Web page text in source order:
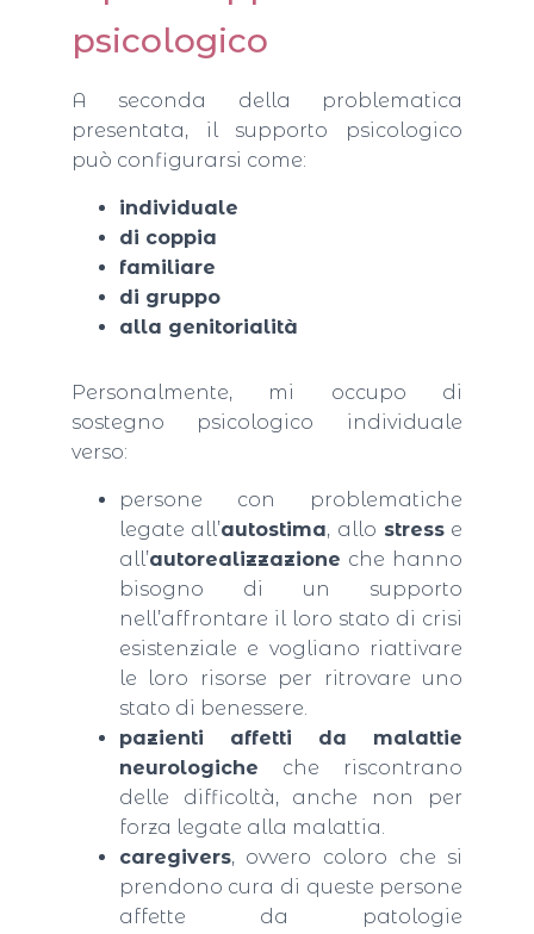
psicologico
A seconda della problematica
presentata, il supporto psicologico
può configurarsi come:
individuale
di coppia
familiare
di gruppo
alla genitorialità
Personalmente, mi occupo di
sostegno psicologico individuale
verso:
persone con problematiche
legate all’autostima, allo stresse
all’autorealizzazione che hanno
bisogno di un supporto
nell’affrontare il loro stato di crisi
esistenziale e vogliano riattivare
le loro risorse per ritrovare uno
stato di benessere.
pazienti affetti da malattie
neurologiche che riscontrano
delle difficoltà, anche non per
forza legate alla malattia.
caregivers, ovvero coloro che si
prendono cura di queste persone
affette da patologie